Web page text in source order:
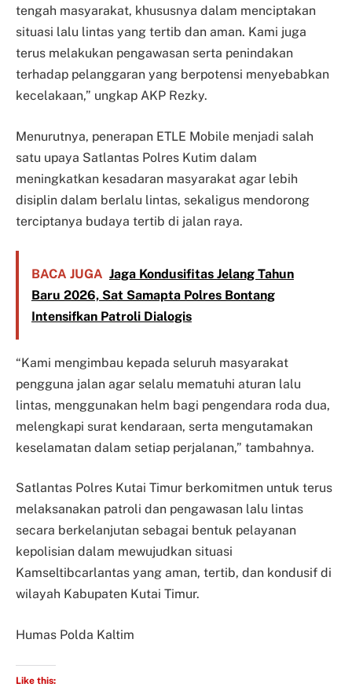
tengah masyarakat, khususnya dalam menciptakan
situasi lalu lintas yang tertib dan aman. Kami juga
terus melakukan pengawasan serta penindakan
terhadap pelanggaran yang berpotensi menyebabkan
kecelakaan,” ungkap AKP Rezky.
Menurutnya, penerapan ETLE Mobile menjadi salah
satu upaya Satlantas Polres Kutim dalam
meningkatkan kesadaran masyarakat agar lebih
disiplin dalam berlalu lintas, sekaligus mendorong
terciptanya budaya tertib di jalan raya.
BACA JUGA Jaga Kondusifitas Jelang Tahun
Baru 2026, Sat Samapta Polres Bontang
Intensifkan Patroli Dialogis
“Kami mengimbau kepada seluruh masyarakat
pengguna jalan agar selalu mematuhi aturan lalu
lintas, menggunakan helm bagi pengendara roda dua,
melengkapi surat kendaraan, serta mengutamakan
keselamatan dalam setiap perjalanan,” tambahnya.
Satlantas Polres Kutai Timur berkomitmen untuk terus
melaksanakan patroli dan pengawasan lalu lintas
secara berkelanjutan sebagai bentuk pelayanan
kepolisian dalam mewujudkan situasi
Kamseltibcarlantas yang aman, tertib, dan kondusif di
wilayah Kabupaten Kutai Timur.
Humas Polda Kaltim
Like this: